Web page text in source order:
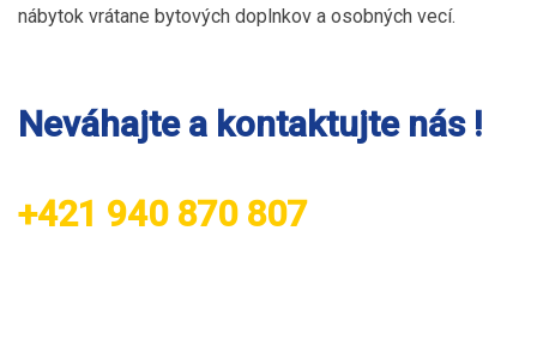
nábytok vrátane bytových doplnkov a osobných vecí.
Neváhajte a kontaktujte nás !
+421 940 870 807